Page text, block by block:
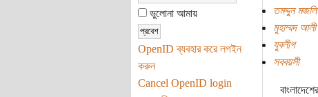
ভুলোনা আমায়
OpenID ব্যবহার করে লগইন
করুন
Cancel OpenID login
তমদ্দুন
মুহাম্মদ আলী
যুবলীগ
সববয়সী